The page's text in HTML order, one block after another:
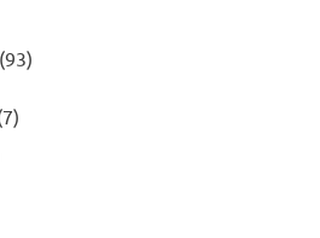
(93)